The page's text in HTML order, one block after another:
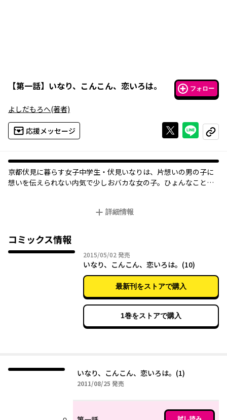
【第一話】 いなり、こんこん、恋いろは。 フォロー
よしだもろへ(著者)
応援メッセージ Xで投稿する
ライン
コピー
京都伏見に暮らす女子中学生・伏見いなりは、片想いの男の子に
想いを伝えられない内気で少しおバカな女の子。ひょんなことか
詳細情報
コミックス情報
2015/05/02 2015年05月02日
発売
いなり、こんこん、恋いろは。(10)
最新刊をストアで購入
1巻をストアで購入
いなり、こんこん、恋いろは。(1)
2011/08/25 2011年08月25日
発売
試し読み